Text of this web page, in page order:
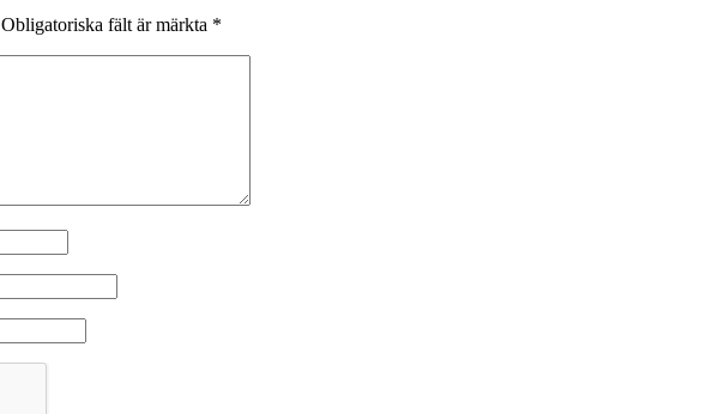
Obligatoriska fält är märkta *